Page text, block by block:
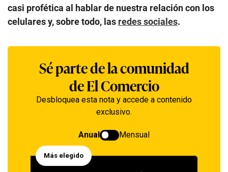
casi profética al hablar de nuestra relación con los
celulares y, sobre todo, las redes sociales.